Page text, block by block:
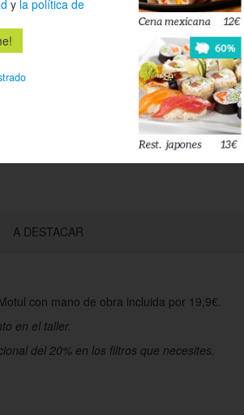
A DESTACAR
con mano de obra incluida por 19,9€.
en el taller.
del 20% en los filtros que necesites.
y la política de